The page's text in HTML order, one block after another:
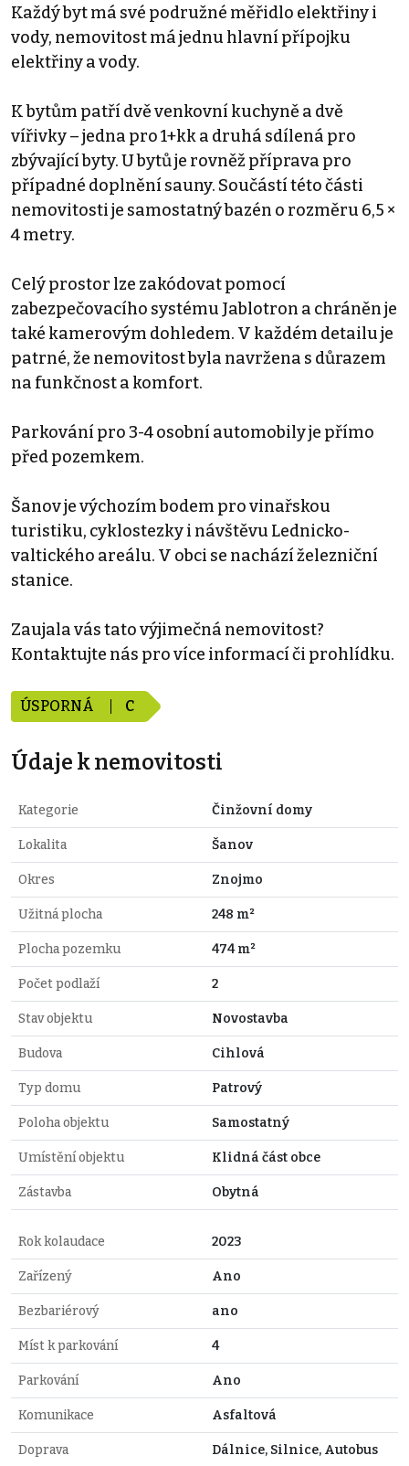
Každý byt má své podružné měřidlo elektřiny i
vody, nemovitost má jednu hlavní přípojku
elektřiny a vody.
K bytům patří dvě venkovní kuchyně a dvě
vířivky – jedna pro 1+kk a druhá sdílená pro
zbývající byty. U bytů je rovněž příprava pro
případné doplnění sauny. Součástí této části
nemovitosti je samostatný bazén o rozměru 6,5 ×
4 metry.
Celý prostor lze zakódovat pomocí
zabezpečovacího systému Jablotron a chráněn je
také kamerovým dohledem. V každém detailu je
patrné, že nemovitost byla navržena s důrazem
na funkčnost a komfort.
Parkování pro 3-4 osobní automobily je přímo
před pozemkem.
Šanov je výchozím bodem pro vinařskou
turistiku, cyklostezky i návštěvu Lednicko-
valtického areálu. V obci se nachází železniční
stanice.
Zaujala vás tato výjimečná nemovitost?
Kontaktujte nás pro více informací či prohlídku.
ÚSPORNÁ C
Údaje k nemovitosti
Kategorie Činžovní domy
Lokalita Šanov
Okres Znojmo
Užitná plocha 248 m²
Plocha pozemku 474 m²
Počet podlaží 2
Stav objektu Novostavba
Budova Cihlová
Typ domu Patrový
Poloha objektu Samostatný
Umístění objektu Klidná část obce
Zástavba Obytná
Rok kolaudace 2023
Zařízený Ano
Bezbariérový ano
Míst k parkování 4
Parkování Ano
Komunikace Asfaltová
Doprava Dálnice, Silnice, Autobus